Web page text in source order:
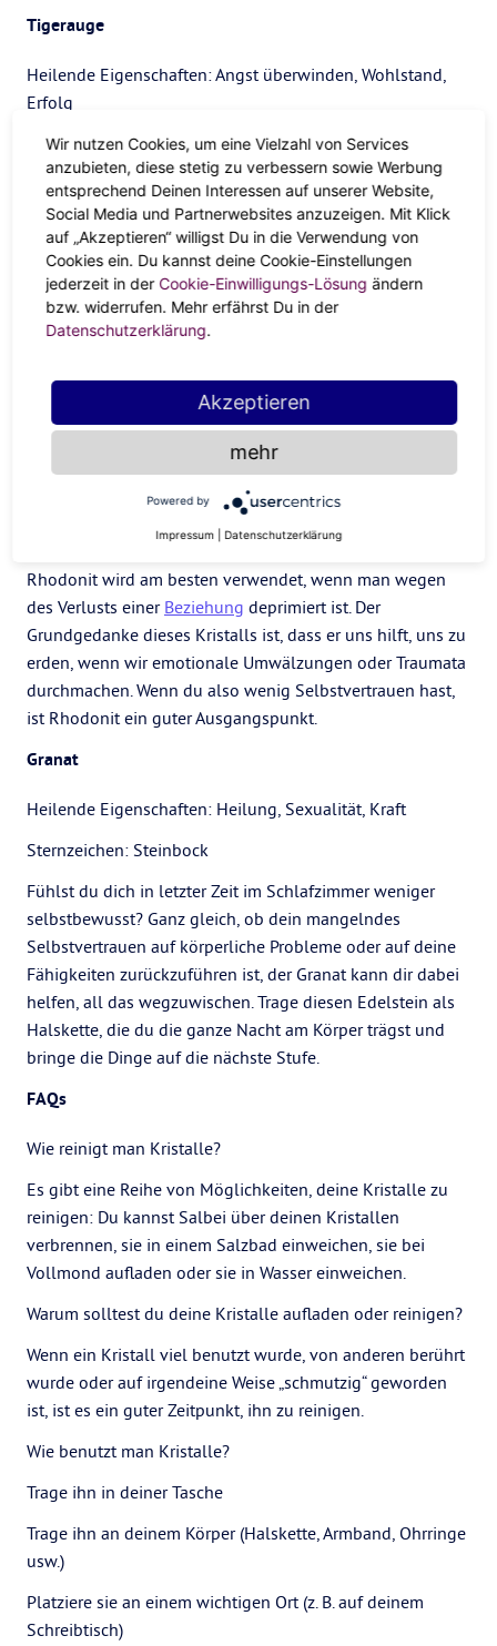
Tigerauge
Heilende Eigenschaften: Angst überwinden, Wohlstand,
Erfolg
Sternzeichen: Löwe
„Das Auge des Tigers“ wird von diesem schönen Stein in
seinen Bann gezogen. Das Tigerauge hilft dir,Mutzu
finden, wenn du Angst und Zweifel hast. Er ist also der
beste Kristall, den man tragen kann, wenn man für sich
selbst einsteht oder sich vor anderen beweisen muss. Eine
Möglichkeit, sich seine Eigenschaften zu Nutze zu
Sorgensteins.
Rhodonit
Heilende Eigenschaften: Frieden, Selbstliebe, Erdung,
Überwindung einer Trennung
Sternzeichen: Stier
Rhodonit wird am besten verwendet, wenn man wegen
des Verlusts einer Beziehung deprimiert ist. Der
Grundgedanke dieses Kristalls ist, dass er uns hilft, uns zu
erden, wenn wir emotionale Umwälzungen oder Traumata
durchmachen. Wenn du also wenig Selbstvertrauen hast,
ist Rhodonit ein guter Ausgangspunkt.
Granat
Heilende Eigenschaften: Heilung, Sexualität, Kraft
Sternzeichen: Steinbock
Fühlst du dich in letzter Zeit im Schlafzimmer weniger
selbstbewusst? Ganz gleich, ob dein mangelndes
Selbstvertrauen auf körperliche Probleme oder auf deine
Fähigkeiten zurückzuführen ist, der Granat kann dir dabei
helfen, all das wegzuwischen. Trage diesen Edelstein als
Halskette, die du die ganze Nacht am Körper trägst und
bringe die Dinge auf die nächste Stufe.
FAQs
Wie reinigt man Kristalle?
Es gibt eine Reihe von Möglichkeiten, deine Kristalle zu
reinigen: Du kannst Salbei über deinen Kristallen
verbrennen, sie in einem Salzbad einweichen, sie bei
Vollmond aufladen oder sie in Wasser einweichen.
Warum solltest du deine Kristalle aufladen oder reinigen?
Wenn ein Kristall viel benutzt wurde, von anderen berührt
wurde oder auf irgendeine Weise „schmutzig“ geworden
ist, ist es ein guter Zeitpunkt, ihn zu reinigen.
Wie benutzt man Kristalle?
Trage ihn in deiner Tasche
Trage ihn an deinem Körper (Halskette, Armband, Ohrringe
usw.)
Platziere sie an einem wichtigen Ort (z. B. auf deinem
Schreibtisch)
Wir nutzen Cookies, um eine Vielzahl von Services
anzubieten, diese stetig zu verbessern sowie Werbung
entsprechend Deinen Interessen auf unserer Website,
Social Media und Partnerwebsites anzuzeigen. Mit Klick
auf „Akzeptieren“ willigst Du in die Verwendung von
Cookies ein. Du kannst deine Cookie-Einstellungen
jederzeit in der Cookie-Einwilligungs-Lösung ändern
bzw. widerrufen. Mehr erfährst Du in der
Datenschutzerklärung.
Akzeptieren
mehr
Powered by
Impressum Datenschutzerklärung